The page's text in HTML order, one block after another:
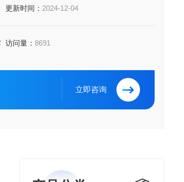
更新时间： 2024-12-04
访问量： 8691
立即咨询